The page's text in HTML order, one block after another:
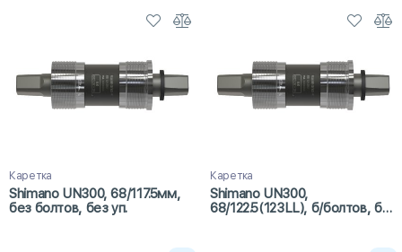
Каретка
Shimano UN300, 68/117.5мм,
без болтов, без уп.
Каретка
Shimano UN300,
68/122.5(123LL), б/болтов, без